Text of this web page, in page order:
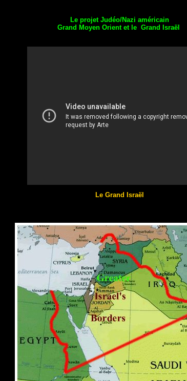
Le projet Judéo/Nazi américain
Grand Moyen Orient et le Grand Israël
Le Grand Israël